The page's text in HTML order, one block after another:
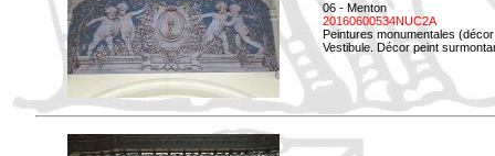
06 - Menton
20160600534NUC2A
Peintures monumentales
Vestibule. Décor peint